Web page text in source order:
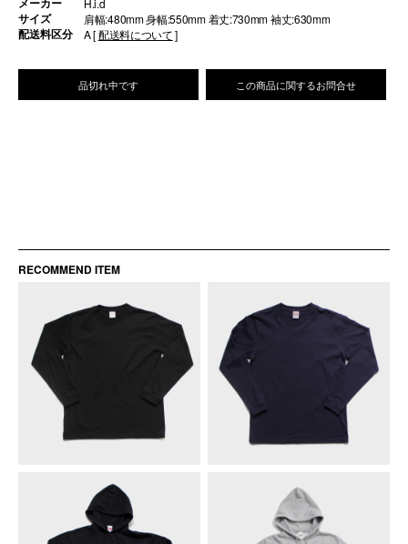
H.i.d
サイズ 肩幅:480mm 身幅:550mm 着丈:730mm 袖丈:630mm
配送料区分 A [配送料について]
品切れ中です この商品に関するお問合せ
RECOMMEND ITEM